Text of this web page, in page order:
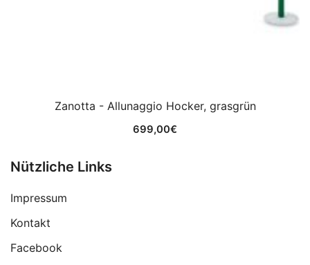
Zanotta - Allunaggio Hocker, grasgrün
699,00€
Nützliche Links
Impressum
Kontakt
Facebook